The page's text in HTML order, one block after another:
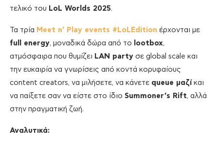
τελικό του LoL Worlds 2025.
Τα τρία Meet n’ Play events #LoLEdition έρχονται με
full energy, μοναδικά δώρα από το lootbox,
ατμόσφαιρα που θυμίζει LAN party σε global scale και
την ευκαιρία να γνωρίσεις από κοντά κορυφαίους
content creators, να μιλήσετε, να κάνετε queue μαζί και
να παίξετε σαν να είστε στο ίδιο Summoner’s Rift, αλλά
στην πραγματική ζωή.
Αναλυτικά: